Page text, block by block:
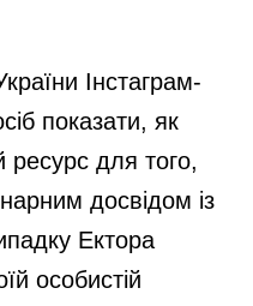
Інстаграм-
показати, як
ресурс для того,
досвідом із
Ектора
особистій